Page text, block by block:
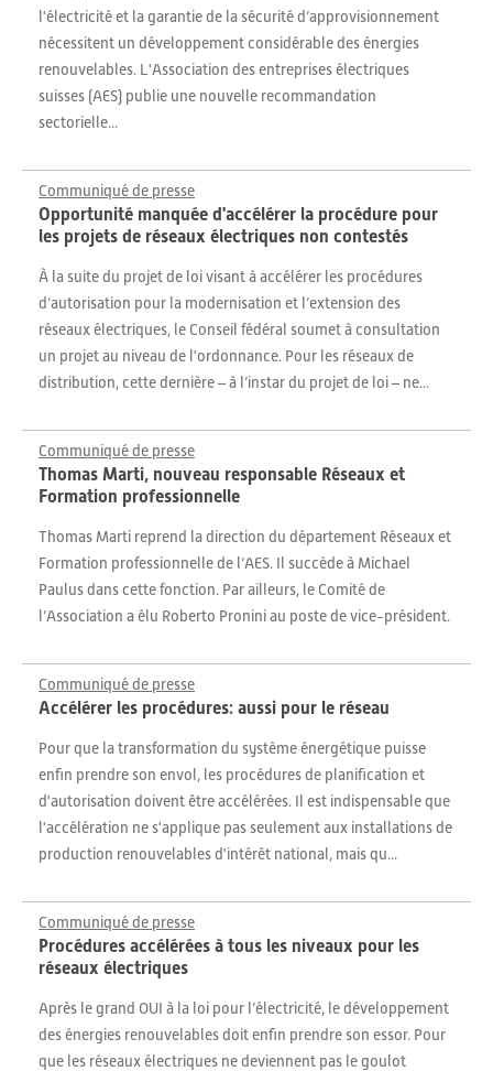
l'électricité et la garantie de la sécurité d’approvisionnement
nécessitent un développement considérable des énergies
renouvelables. L'Association des entreprises électriques
suisses (AES) publie une nouvelle recommandation
sectorielle...
Communiqué de presse
Opportunité manquée d'accélérer la procédure pour
les projets de réseaux électriques non contestés
À la suite du projet de loi visant à accélérer les procédures
d’autorisation pour la modernisation et l’extension des
réseaux électriques, le Conseil fédéral soumet à consultation
un projet au niveau de l'ordonnance. Pour les réseaux de
distribution, cette dernière – à l’instar du projet de loi – ne...
Communiqué de presse
Thomas Marti, nouveau responsable Réseaux et
Formation professionnelle
Thomas Marti reprend la direction du département Réseaux et
Formation professionnelle de l’AES. Il succède à Michael
Paulus dans cette fonction. Par ailleurs, le Comité de
l’Association a élu Roberto Pronini au poste de vice-président.
Communiqué de presse
Accélérer les procédures: aussi pour le réseau
Pour que la transformation du système énergétique puisse
enfin prendre son envol, les procédures de planification et
d'autorisation doivent être accélérées. Il est indispensable que
l'accélération ne s'applique pas seulement aux installations de
production renouvelables d'intérêt national, mais qu...
Communiqué de presse
Procédures accélérées à tous les niveaux pour les
réseaux électriques
Après le grand OUI à la loi pour l’électricité, le développement
des énergies renouvelables doit enfin prendre son essor. Pour
que les réseaux électriques ne deviennent pas le goulot